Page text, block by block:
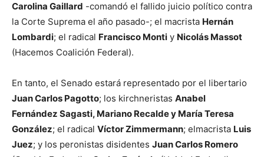
Carolina Gaillard -comandó el fallido juicio político contra
la Corte Suprema el año pasado-; el macrista Hernán
Lombardi; el radical Francisco Monti y Nicolás Massot
(Hacemos Coalición Federal).
En tanto, el Senado estará representado por el libertario
Juan Carlos Pagotto; los kirchneristas Anabel
Fernández Sagasti, Mariano Recalde y María Teresa
González; el radical Víctor Zimmermann; elmacrista Luis
Juez; y los peronistas disidentes Juan Carlos Romero